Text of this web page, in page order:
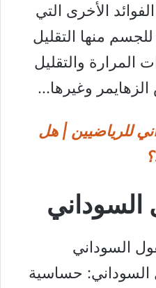
الأخرى التي
منها التقليل
والتقليل
وغيرها…
للرياضيين | هل
السوداني: حساسية